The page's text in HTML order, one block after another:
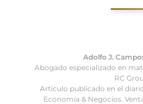
Adolfo J.
Abogado especializado en
RC
Artículo publicado en el
Economía & Negocios.